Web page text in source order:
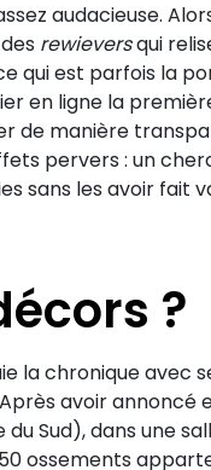
audacieuse.
rewieversqui
qui est parfois la
en ligne la
de manière
pervers : un
sans les avoir fait
?
la chronique avec
avoir annoncé
Sud), dans une
ossements